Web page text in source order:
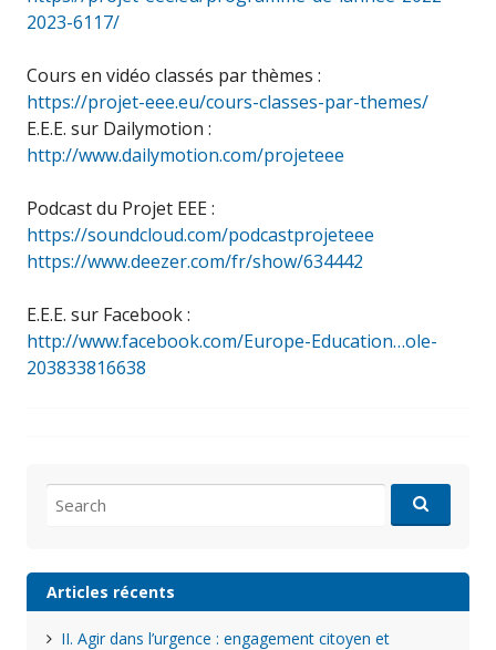
2023-6117/
Cours en vidéo classés par thèmes :
https://projet-eee.eu/cours-classes-par-themes/
E.E.E. sur Dailymotion :
http://www.dailymotion.com/projeteee
Podcast du Projet EEE :
https://soundcloud.com/podcastprojeteee
https://www.deezer.com/fr/show/634442
E.E.E. sur Facebook :
http://www.facebook.com/Europe-Education…ole-
203833816638
for:
Articles récents
II. Agir dans l’urgence : engagement citoyen et